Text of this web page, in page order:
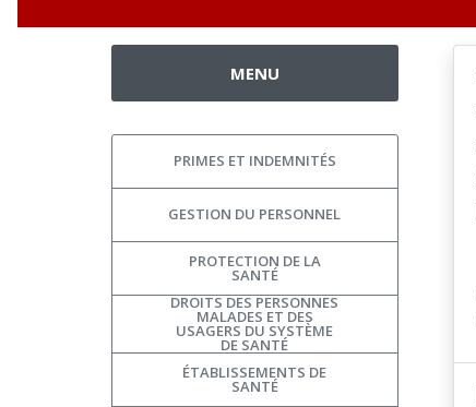
MENU
PRIMES ET INDEMNITÉS
GESTION DU PERSONNEL
PROTECTION DE LA
SANTÉ
DROITS DES PERSONNES
MALADES ET DES
USAGERS DU SYSTÈME
DE SANTÉ
ÉTABLISSEMENTS DE
SANTÉ